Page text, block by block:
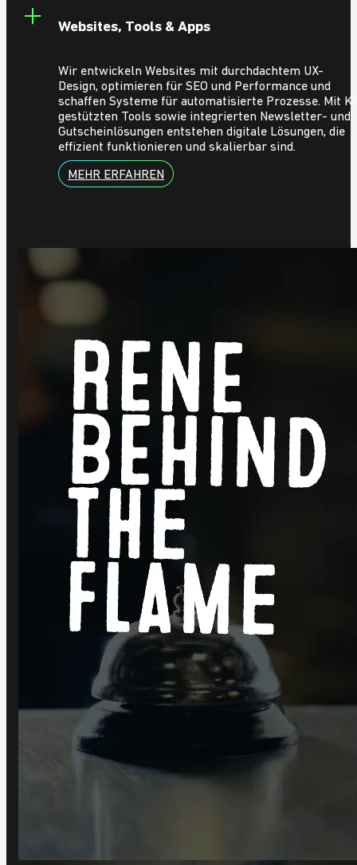
Websites, Tools & Apps
Wir entwickeln Websites mit durchdachtem UX-
Design, optimieren für SEO und Performance und
schaffen Systeme für automatisierte Prozesse. Mit
gestützten Tools sowie integrierten Newsletter- und
Gutscheinlösungen entstehen digitale Lösungen, die
effizient funktionieren und skalierbar sind.
MEHR ERFAHREN